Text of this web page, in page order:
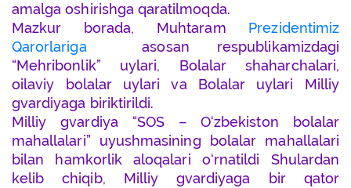
amalga oshirishga qaratilmoqda.
Mazkur borada, Muhtaram Prezidentimiz
Qarorlarigaasosan respublikamizdagi
“Mehribonlik” uylari, Bolalar shaharchalari,
oilaviy bolalar uylari va Bolalar uylari Milliy
gvardiyaga biriktirildi.
Milliy gvardiya “SOS – O‘zbekiston bolalar
mahallalari” uyushmasining bolalar mahallalari
bilan hamkorlik aloqalari o‘rnatildi Shulardan
kelib chiqib, Milliy gvardiyaga bir qator